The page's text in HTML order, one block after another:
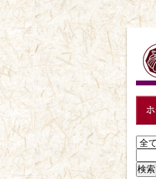
検索